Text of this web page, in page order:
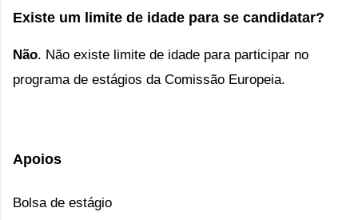
Existe um limite de idade para se candidatar?
Não. Não existe limite de idade para participar no
programa de estágios da Comissão Europeia.
Apoios
Bolsa de estágio